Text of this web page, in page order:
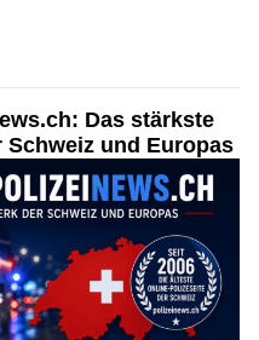
Das stärkste
Schweiz und Europas